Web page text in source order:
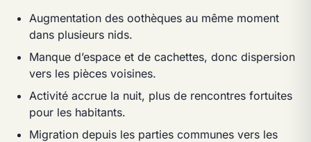
Augmentation des oothèques au même moment
dans plusieurs nids.
Manque d’espace et de cachettes, donc dispersion
vers les pièces voisines.
Activité accrue la nuit, plus de rencontres fortuites
pour les habitants.
Migration depuis les parties communes vers les